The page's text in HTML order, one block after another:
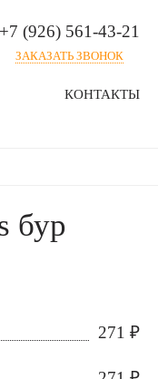
+7 (926) 561-43-21
ЗАКАЗАТЬ ЗВОНОК
КОНТАКТЫ
бур
271 ₽